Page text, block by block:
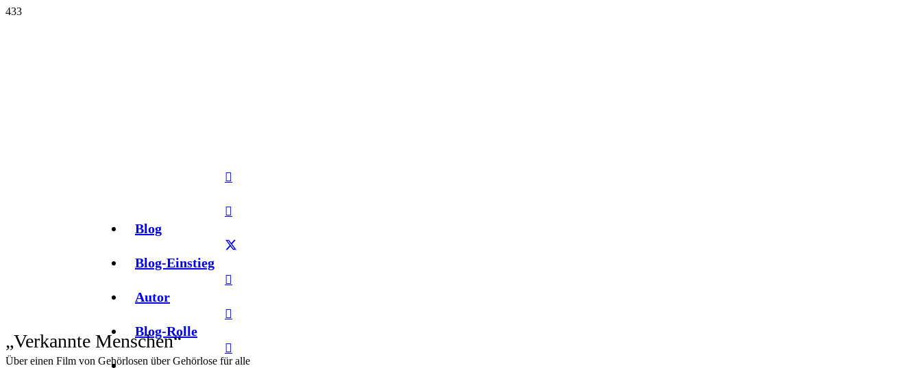
Blog
Blog-Einstieg
Autor
Blog-Rolle
„Verkannte Menschen“
Über einen Film von Gehörlosen über Gehörlose für alle